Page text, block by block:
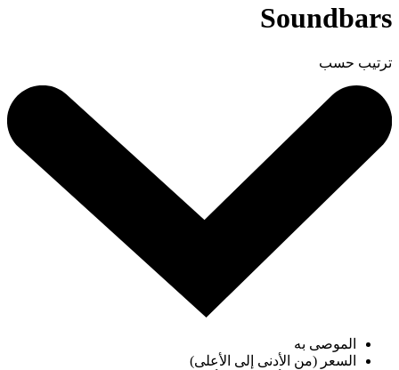
Soundbars
ترتيب حسب
الموصى به
السعر (من الأدنى إلى الأعلى)